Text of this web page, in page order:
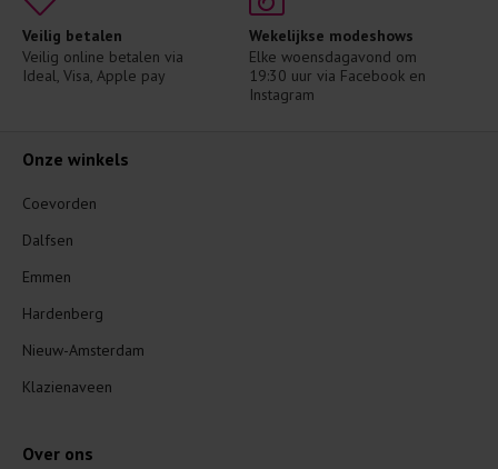
Veilig betalen
Veilig online betalen via
Ideal, Visa, Apple pay
Wekelijkse modeshows
Elke woensdagavond om
19:30 uur via Facebook en
Instagram
Onze winkels
Coevorden
Dalfsen
Emmen
Hardenberg
Nieuw-Amsterdam
Klazienaveen
Over ons